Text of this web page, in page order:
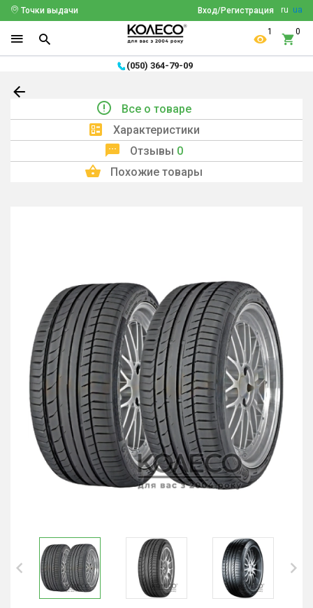
ru ua
Вход/Регистрация
Точки выдачи
1 0
(050) 364-79-09
Все о товаре
Характеристики
Отзывы 0
Похожие товары